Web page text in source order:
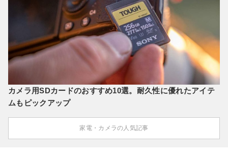
カメラ用SDカードのおすすめ10選。耐久性に優れたアイテ
ムもピックアップ
家電・カメラの人気記事